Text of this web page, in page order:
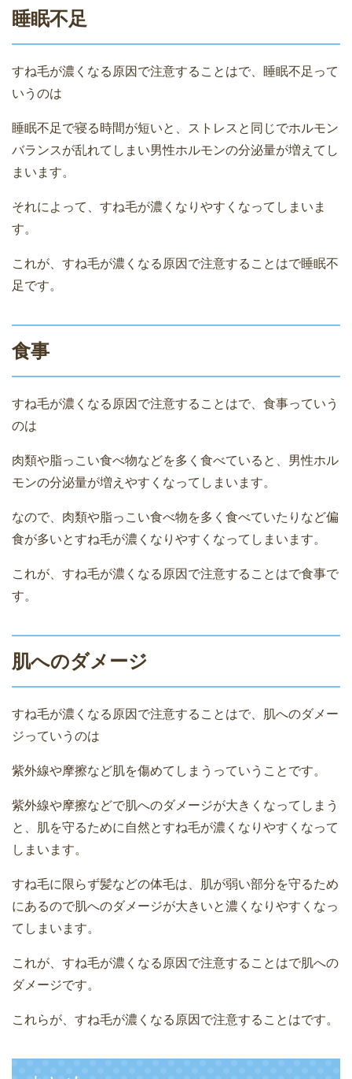
睡眠不足
すね毛が濃くなる原因で注意することはで、睡眠不足って
いうのは
睡眠不足で寝る時間が短いと、ストレスと同じでホルモン
バランスが乱れてしまい男性ホルモンの分泌量が増えてし
まいます。
それによって、すね毛が濃くなりやすくなってしまいま
す。
これが、すね毛が濃くなる原因で注意することはで睡眠不
足です。
食事
すね毛が濃くなる原因で注意することはで、食事っていう
のは
肉類や脂っこい食べ物などを多く食べていると、男性ホル
モンの分泌量が増えやすくなってしまいます。
なので、肉類や脂っこい食べ物を多く食べていたりなど偏
食が多いとすね毛が濃くなりやすくなってしまいます。
これが、すね毛が濃くなる原因で注意することはで食事で
す。
肌へのダメージ
すね毛が濃くなる原因で注意することはで、肌へのダメー
ジっていうのは
紫外線や摩擦など肌を傷めてしまうっていうことです。
紫外線や摩擦などで肌へのダメージが大きくなってしまう
と、肌を守るために自然とすね毛が濃くなりやすくなって
しまいます。
すね毛に限らず髪などの体毛は、肌が弱い部分を守るため
にあるので肌へのダメージが大きいと濃くなりやすくなっ
てしまいます。
これが、すね毛が濃くなる原因で注意することはで肌への
ダメージです。
これらが、すね毛が濃くなる原因で注意することはです。